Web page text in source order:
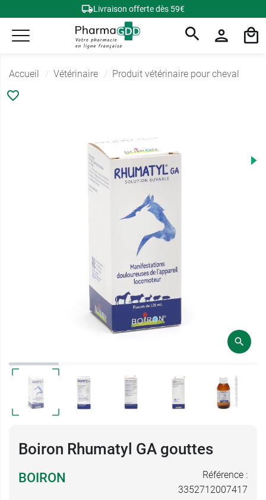
Livraison offerte dès 59€
Accueil Vétérinaire Produit vétérinaire pour cheval
Boiron Rhumatyl GA gouttes
BOIRON
Référence :
3352712007417